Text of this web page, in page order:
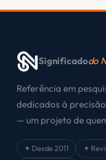
Significadodo
Referência em
dedicados à
— um projeto de
✦ Desde 2011 ✦